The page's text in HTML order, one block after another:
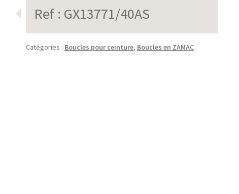
Ref : GX13771/40AS
Catégories : Boucles pour ceinture, Boucles en ZAMAC